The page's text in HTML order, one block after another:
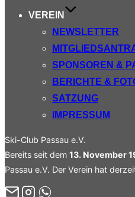
VEREIN
NEWSLETTER
SPONSOREN &
BERICHTE &
SATZUNG
IMPRESSUM
Ski-Club Passau e.V.
Bereits seit dem 13. November
Passau e.V. Der Verein hat